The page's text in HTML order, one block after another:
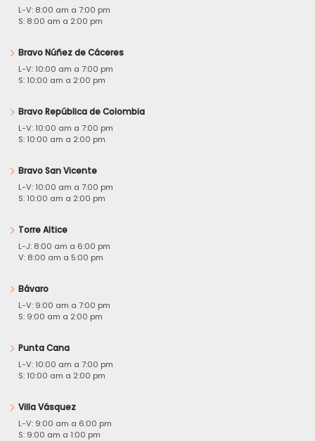
L-V: 8:00 am a 7:00 pm
S: 8:00 am a 2:00 pm
Bravo Núñez de Cáceres
L-V: 10:00 am a 7:00 pm
S: 10:00 am a 2:00 pm
Bravo República de Colombia
L-V: 10:00 am a 7:00 pm
S: 10:00 am a 2:00 pm
Bravo San Vicente
L-V: 10:00 am a 7:00 pm
S: 10:00 am a 2:00 pm
Torre Altice
L-J: 8:00 am a 6:00 pm
V: 8:00 am a 5:00 pm
Bávaro
L-V: 9:00 am a 7:00 pm
S: 9:00 am a 2:00 pm
Punta Cana
L-V: 10:00 am a 7:00 pm
S: 10:00 am a 2:00 pm
Villa Vásquez
L-V: 9:00 am a 6:00 pm
S: 9:00 am a 1:00 pm